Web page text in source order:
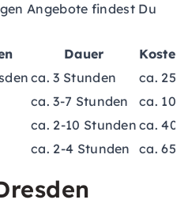
Angebote findest Du
Dauer
ca. 3 Stunden
ca. 25-
ca. 3-7 Stunden
ca.
ca. 2-10 Stunden ca. 40-
ca. 2-4 Stunden ca. 65-